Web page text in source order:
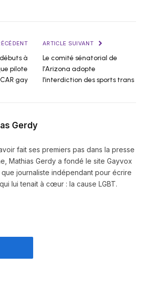
à
pilote
gay
ARTICLE SUIVANT
Le comité sénatorial de
l’Arizona adopte
l’interdiction des sports trans
Gerdy
fait ses premiers pas dans la presse
Mathias Gerdy a fondé le site Gayvox
que journaliste indépendant pour écrire
lui tenait à cœur : la cause LGBT.